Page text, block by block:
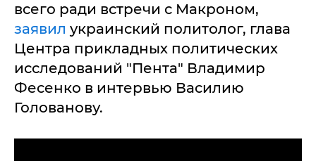
всего ради встречи с Макроном,
заявил украинский политолог, глава
Центра прикладных политических
исследований "Пента" Владимир
Фесенко в интервью Василию
Голованову.